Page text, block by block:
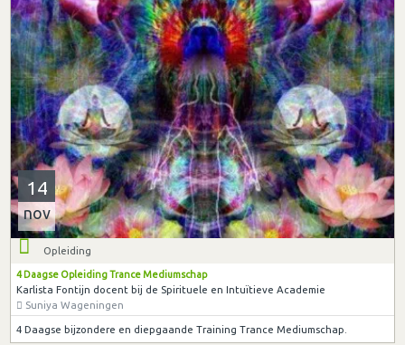
14
nov
Opleiding
4 Daagse Opleiding Trance Mediumschap
Karlista Fontijn docent bij de Spirituele en Intuïtieve Academie
Suniya Wageningen
4 Daagse bijzondere en diepgaande Training Trance Mediumschap.